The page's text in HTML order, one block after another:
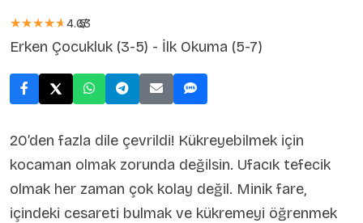
★★★★★
★★★★★4.63
/
5
Erken Çocukluk (3-5) - İlk Okuma (5-7)
20’den fazla dile çevrildi! Kükreyebilmek için
kocaman olmak zorunda değilsin. Ufacık tefecik
olmak her zaman çok kolay değil. Minik fare,
içindeki cesareti bulmak ve kükremeyi öğrenmek